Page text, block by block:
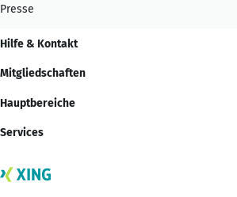
Presse
Hilfe & Kontakt
Mitgliedschaften
Hauptbereiche
Services